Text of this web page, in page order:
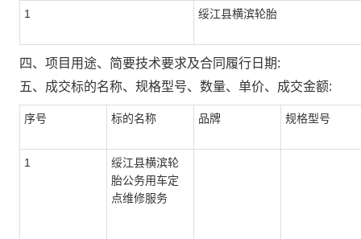
1 绥江县横滨轮胎
四、项目用途、简要技术要求及合同履行日期:
五、成交标的名称、规格型号、数量、单价、成交金额:
序号 标的名称 品牌 规格型号
1
绥江县横滨轮
胎公务用车定
点维修服务